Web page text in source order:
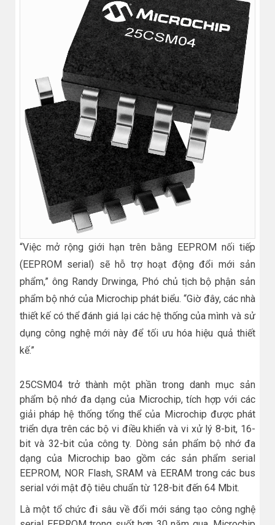
“Việc mở rộng giới hạn trên bằng EEPROM nối tiếp
(EEPROM serial) sẽ hỗ trợ hoạt động đổi mới sản
phẩm,” ông Randy Drwinga, Phó chủ tịch bộ phận sản
phẩm bộ nhớ của Microchip phát biểu. “Giờ đây, các nhà
thiết kế có thể đánh giá lại các hệ thống của mình và sử
dụng công nghệ mới này để tối ưu hóa hiệu quả thiết
kế.”
25CSM04 trở thành một phần trong danh mục sản
phẩm bộ nhớ đa dạng của Microchip, tích hợp với các
giải pháp hệ thống tổng thể của Microchip được phát
triển dựa trên các bộ vi điều khiển và vi xử lý 8-bit, 16-
bit và 32-bit của công ty. Dòng sản phẩm bộ nhớ đa
dạng của Microchip bao gồm các sản phẩm serial
EEPROM, NOR Flash, SRAM và EERAM trong các bus
serial với mật độ tiêu chuẩn từ 128-bit đến 64 Mbit.
Là một tổ chức đi sâu về đổi mới sáng tạo công nghệ